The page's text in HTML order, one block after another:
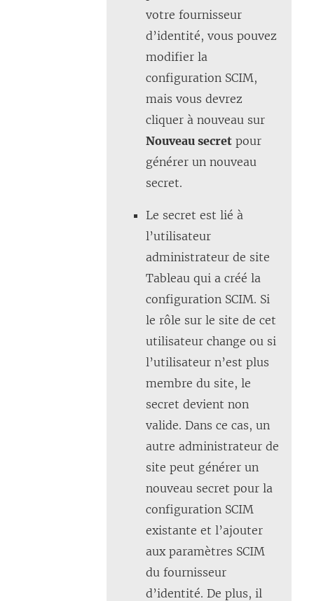
votre fournisseur
d’identité, vous pouvez
modifier la
configuration SCIM,
mais vous devrez
cliquer à nouveau sur
Nouveau secret pour
générer un nouveau
secret.
Le secret est lié à
l’utilisateur
administrateur de site
Tableau qui a créé la
configuration SCIM. Si
le rôle sur le site de cet
utilisateur change ou si
l’utilisateur n’est plus
membre du site, le
secret devient non
valide. Dans ce cas, un
autre administrateur de
site peut générer un
nouveau secret pour la
configuration SCIM
existante et l’ajouter
aux paramètres SCIM
du fournisseur
d’identité. De plus, il